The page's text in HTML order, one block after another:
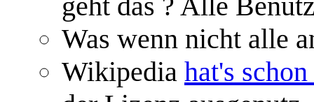
Was wenn nicht alle
Wikipedia hat's